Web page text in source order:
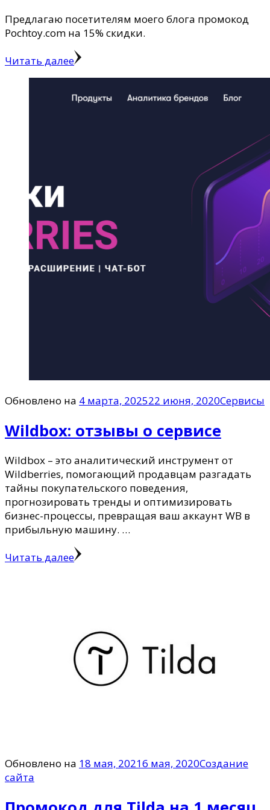
Предлагаю посетителям моего блога промокод
Pochtoy.com на 15% скидки.
Читать далее
Обновлено на 4 марта, 202522 июня, 2020Сервисы
Wildbox: отзывы о сервисе
Wildbox – это аналитический инструмент от
Wildberries, помогающий продавцам разгадать
тайны покупательского поведения,
прогнозировать тренды и оптимизировать
бизнес-процессы, превращая ваш аккаунт WB в
прибыльную машину. …
Читать далее
Обновлено на 18 мая, 20216 мая, 2020Создание
сайта